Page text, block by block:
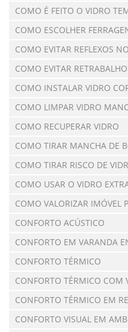
COMO É FEITO O VIDRO
COMO ESCOLHER
COMO EVITAR REFLEXOS
COMO EVITAR
COMO INSTALAR VIDRO
COMO LIMPAR VIDRO
COMO RECUPERAR VIDRO
COMO TIRAR MANCHA DE
COMO TIRAR RISCO DE
COMO USAR O VIDRO
COMO VALORIZAR IMÓVEL
CONFORTO ACÚSTICO
CONFORTO EM VARANDA
CONFORTO TÉRMICO
CONFORTO TÉRMICO COM
CONFORTO TÉRMICO EM
CONFORTO VISUAL EM